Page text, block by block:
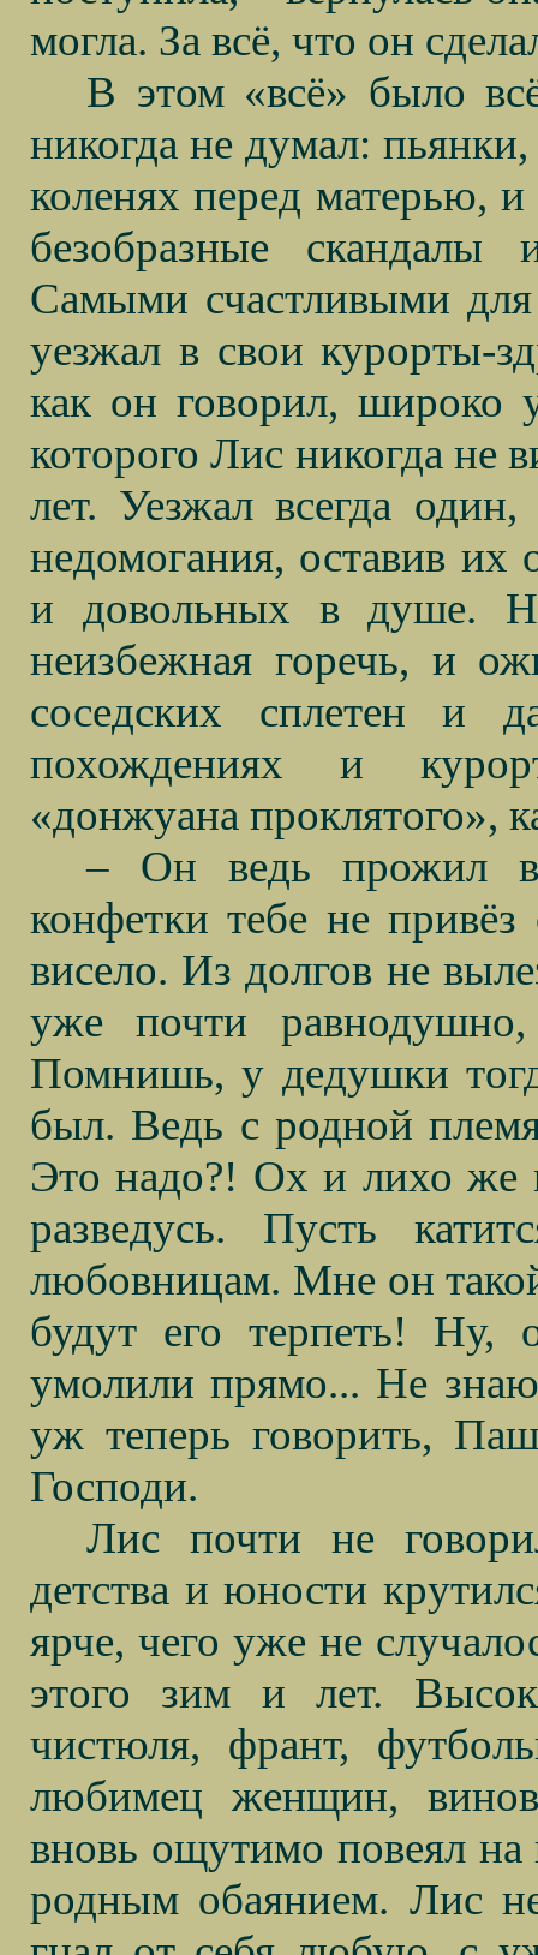
могла. За всё, что он
В этом «всё» было
никогда не думал:
коленях перед матерью,
безобразные скандалы
Самыми счастливыми
уезжал в свои курорты-
как он говорил, широко
которого Лис никогда не
лет. Уезжал всегда
недомогания, оставив их
и довольных в душе.
неизбежная горечь, и
соседских сплетен и
похождениях и
«донжуана проклятого»,
– Он ведь прожил
конфетки тебе не
висело. Из долгов не
уже почти
Помнишь, у дедушки
был. Ведь с родной
Это надо?! Ох и лихо же
разведусь. Пусть
любовницам. Мне он
будут его терпеть! Ну,
умолили прямо... Не
уж теперь говорить,
Господи.
Лис почти не
детства и юности
ярче, чего уже не
этого зим и лет.
чистюля, франт,
любимец женщин,
вновь ощутимо повеял
родным обаянием. Лис